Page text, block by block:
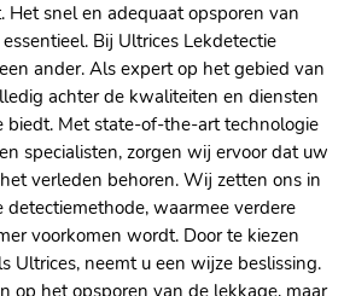
Het snel en adequaat opsporen van
Bij Ultrices Lekdetectie
ander. Als expert op het gebied van
achter de kwaliteiten en diensten
biedt. Met state-of-the-art technologie
specialisten, zorgen wij ervoor dat uw
verleden behoren. Wij zetten ons in
detectiemethode, waarmee verdere
voorkomen wordt. Door te kiezen
Ultrices, neemt u een wijze beslissing.